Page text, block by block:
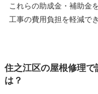
これらの助成金・補助金
工事の費用負担を軽減でき
住之江区の屋根修理
は？